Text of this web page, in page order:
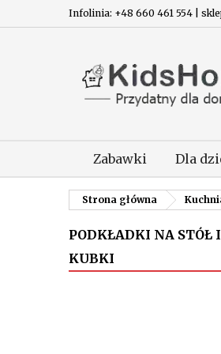
Infolinia: +48 660 461 554 |
Zabawki Dla
Strona główna
PODKŁADKI NA STÓŁ
KUBKI